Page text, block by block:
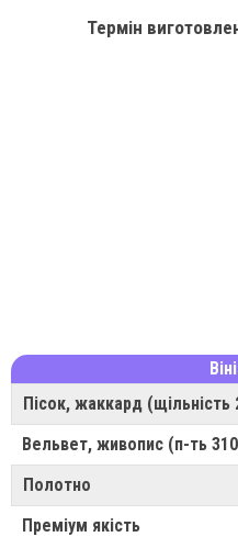
Термін
Пісок, жаккард (щільність
Вельвет, живопис (п-ть
Полотно
Преміум якість